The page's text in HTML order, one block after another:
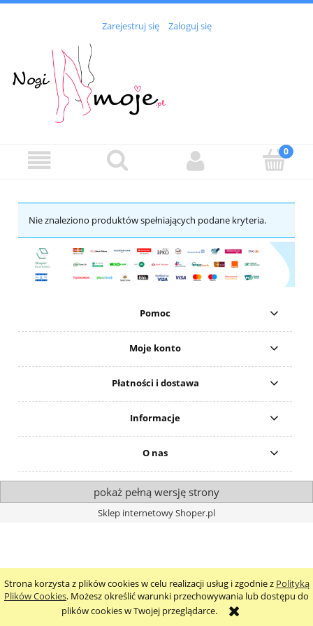
Strona korzysta z plików cookies w celu realizacji usług i zgodnie z Polityką
Plików Cookies. Możesz określić warunki przechowywania lub dostępu do
plików cookies w Twojej przeglądarce.
Zarejestruj się Zaloguj się
Nie znaleziono produktów spełniających podane kryteria.
Pomoc
Moje konto
Płatności i dostawa
Informacje
O nas
pokaż pełną wersję strony
Sklep internetowy Shoper.pl